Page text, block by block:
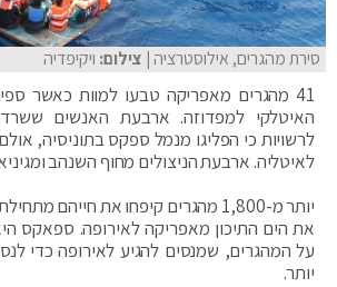
סירת מהגרים, אילוסטרציה| צילום: ויקיפדיה
41 מהגרים מאפריקה טבעו למוות כאשר
האיטלקי למפדוזה. ארבעת האנשים
לרשויות כי הפליגו מנמל ספקס בתוניסיה,
לאיטליה. ארבעת הניצולים מחוף השנהב
יותר מ-1,800 מהגרים קיפחו את חייהם
את הים התיכון מאפריקה לאירופה. ספאקס
על המהגרים, שמנסים להגיע לאירופה כדי
יותר.